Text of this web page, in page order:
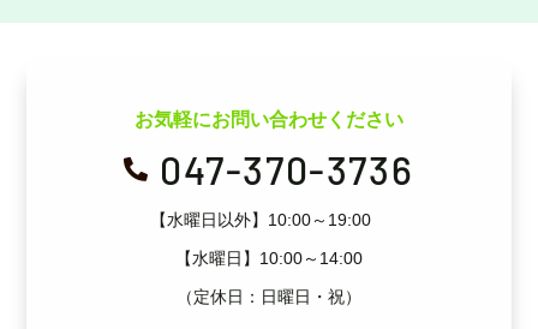
お気軽にお問い合わせください
 047-370-3736
【水曜日以外】10:00～19:00
【水曜日】10:00～14:00
（定休日：日曜日・祝）